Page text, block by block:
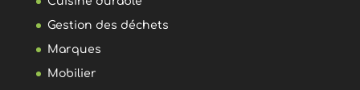
Gestion des déchets
Marques
Mobilier